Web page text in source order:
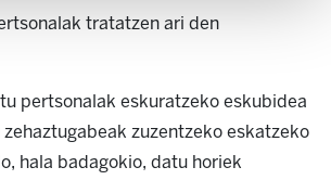
tratatzen ari den
pertsonalak eskuratzeko eskubidea
zuzentzeko eskatzeko
hala badagokio, datu horiek